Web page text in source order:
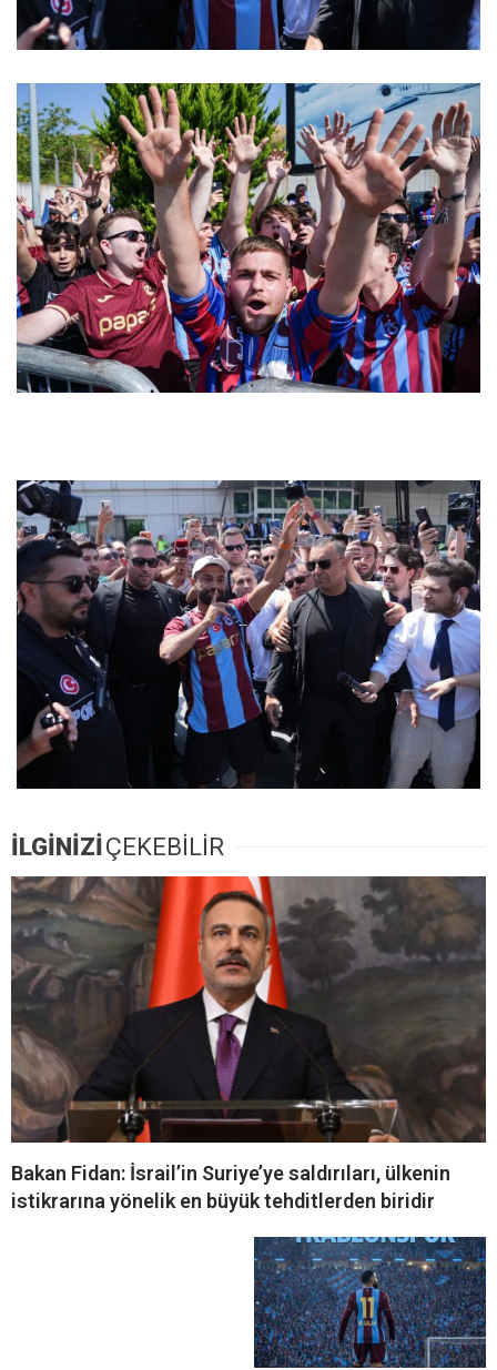
İLGİNİZİÇEKEBİLİR
Bakan Fidan: İsrail’in Suriye’ye saldırıları, ülkenin
istikrarına yönelik en büyük tehditlerden biridir